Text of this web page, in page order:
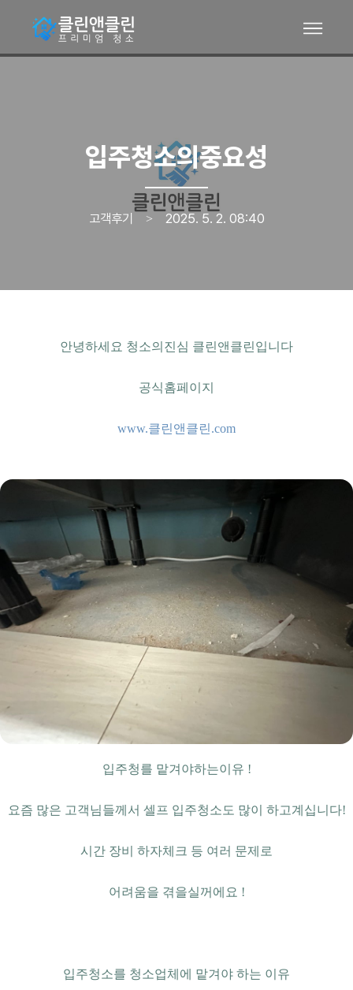
입주청소의중요성
고객후기 > 2025. 5. 2. 08:40
안녕하세요 청소의진심 클린앤클린입니다
공식홈페이지
www.클린앤클린.com
입주청를 맡겨야하는이유 !
요즘 많은 고객님들께서 셀프 입주청소도 많이 하고계십니다!
시간 장비 하자체크 등 여러 문제로
어려움을 겪을실꺼에요 !
입주청소를 청소업체에 맡겨야 하는 이유